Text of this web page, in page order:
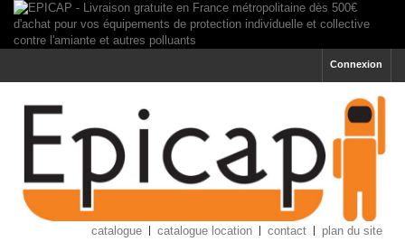
Connexion
catalogue catalogue location contact plan du site